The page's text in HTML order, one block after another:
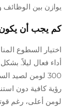
يوازن بين الوظائف
كم يجب أن
اختيار السطوع
300 لومن لصيد
رؤية كافية دون
لومن أعلى، رغم